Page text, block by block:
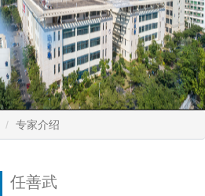
专家介绍
任善武